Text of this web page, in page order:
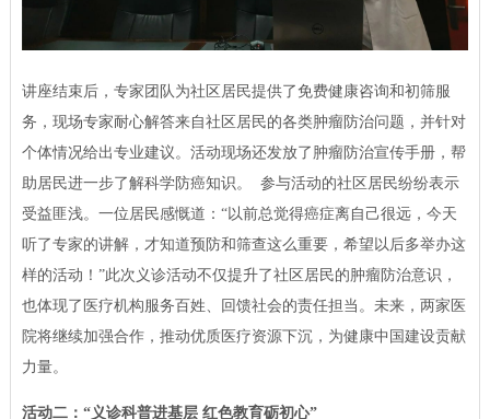
讲座结束后，专家团队为社区居民提供了免费健康咨询和初筛服
务，现场专家耐心解答来自社区居民的各类肿瘤防治问题，并针对
个体情况给出专业建议。活动现场还发放了肿瘤防治宣传手册，帮
助居民进一步了解科学防癌知识。 参与活动的社区居民纷纷表示
受益匪浅。一位居民感慨道：“以前总觉得癌症离自己很远，今天
听了专家的讲解，才知道预防和筛查这么重要，希望以后多举办这
样的活动！”此次义诊活动不仅提升了社区居民的肿瘤防治意识，
也体现了医疗机构服务百姓、回馈社会的责任担当。未来，两家医
院将继续加强合作，推动优质医疗资源下沉，为健康中国建设贡献
力量。
活动二：“义诊科普进基层 红色教育砺初心”